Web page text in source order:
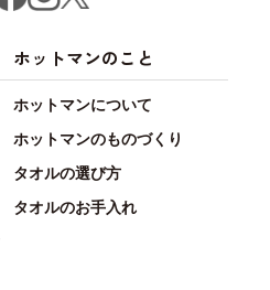
ホットマンのこと
ホットマンについて
ホットマンのものづくり
タオルの選び方
タオルのお手入れ